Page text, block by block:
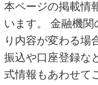
本ページの掲載情
います。 金融機関
り内容が変わる場
振込や口座登録な
式情報もあわせて